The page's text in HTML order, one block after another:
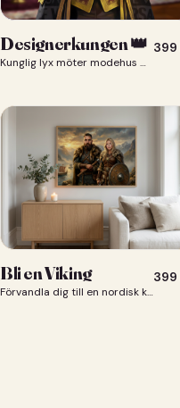
Designerkungen 👑
Kunglig lyx möter modehus — du som designerkung 👑
399
Bli en Viking
Förvandla dig till en nordisk krigare i ett episkt vikingaporträtt.
399